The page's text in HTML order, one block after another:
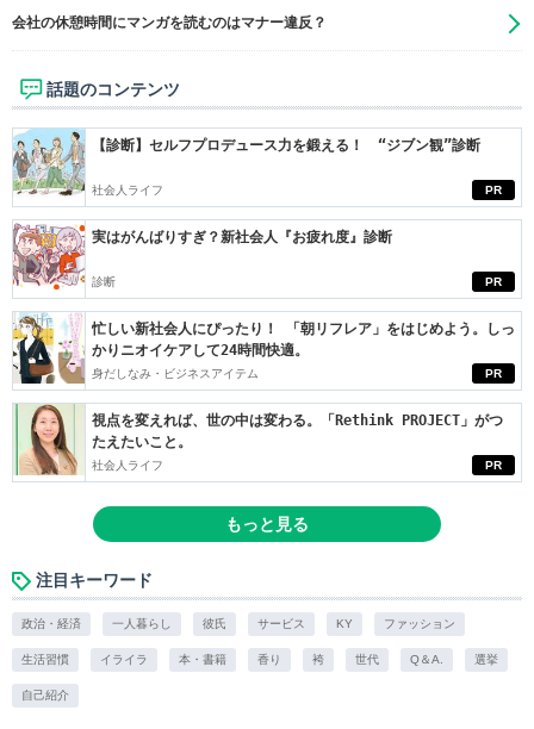
会社の休憩時間にマンガを読むのはマナー違反？
話題のコンテンツ
PR
【診断】セルフプロデュース力を鍛える！ “ジブン観”診断
社会人ライフ
PR
実はがんばりすぎ？新社会人『お疲れ度』診断
診断
PR
忙しい新社会人にぴったり！ 「朝リフレア」をはじめよう。しっ
かりニオイケアして24時間快適。
身だしなみ・ビジネスアイテム
PR
視点を変えれば、世の中は変わる。「Rethink PROJECT」がつ
たえたいこと。
社会人ライフ
もっと見る
注目キーワード
政治・経済 一人暮らし 彼氏 サービス KY ファッション
生活習慣 イライラ 本・書籍 香り 袴 世代 Q＆A. 選挙
自己紹介